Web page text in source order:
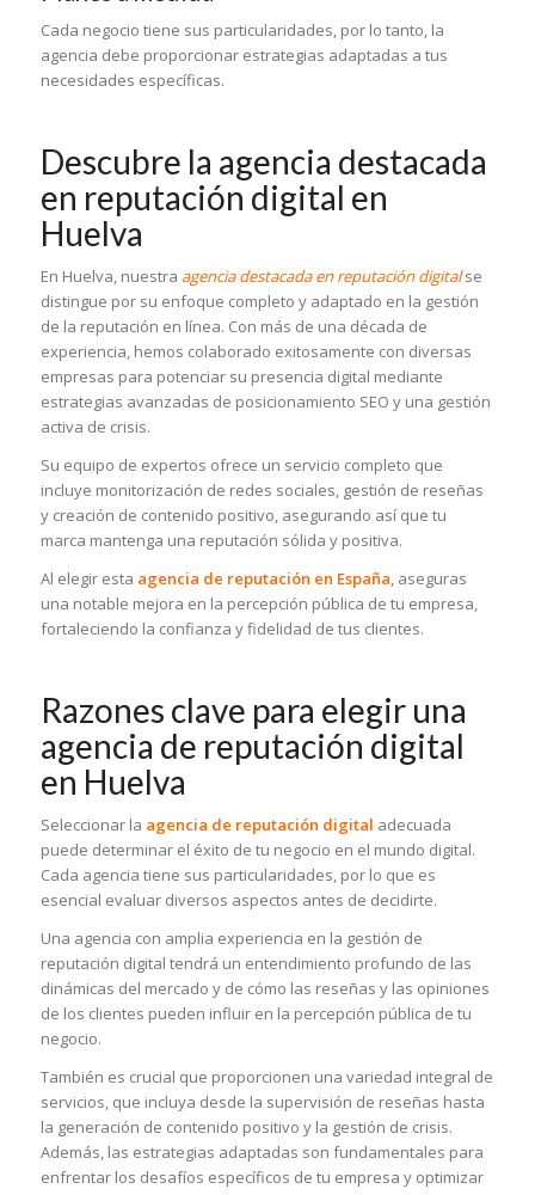
Cada negocio tiene sus particularidades, por lo tanto, la
agencia debe proporcionar estrategias adaptadas a tus
necesidades específicas.
Descubre la agencia destacada
en reputación digital en
Huelva
En Huelva, nuestra agencia destacada en reputación digitalse
distingue por su enfoque completo y adaptado en la gestión
de la reputación en línea. Con más de una década de
experiencia, hemos colaborado exitosamente con diversas
empresas para potenciar su presencia digital mediante
estrategias avanzadas de posicionamiento SEO y una gestión
activa de crisis.
Su equipo de expertos ofrece un servicio completo que
incluye monitorización de redes sociales, gestión de reseñas
y creación de contenido positivo, asegurando así que tu
marca mantenga una reputación sólida y positiva.
Al elegir esta agencia de reputación en España, aseguras
una notable mejora en la percepción pública de tu empresa,
fortaleciendo la confianza y fidelidad de tus clientes.
Razones clave para elegir una
agencia de reputación digital
en Huelva
Seleccionar la agencia de reputación digital adecuada
puede determinar el éxito de tu negocio en el mundo digital.
Cada agencia tiene sus particularidades, por lo que es
esencial evaluar diversos aspectos antes de decidirte.
Una agencia con amplia experiencia en la gestión de
reputación digital tendrá un entendimiento profundo de las
dinámicas del mercado y de cómo las reseñas y las opiniones
de los clientes pueden influir en la percepción pública de tu
negocio.
También es crucial que proporcionen una variedad integral de
servicios, que incluya desde la supervisión de reseñas hasta
la generación de contenido positivo y la gestión de crisis.
Además, las estrategias adaptadas son fundamentales para
enfrentar los desafíos específicos de tu empresa y optimizar